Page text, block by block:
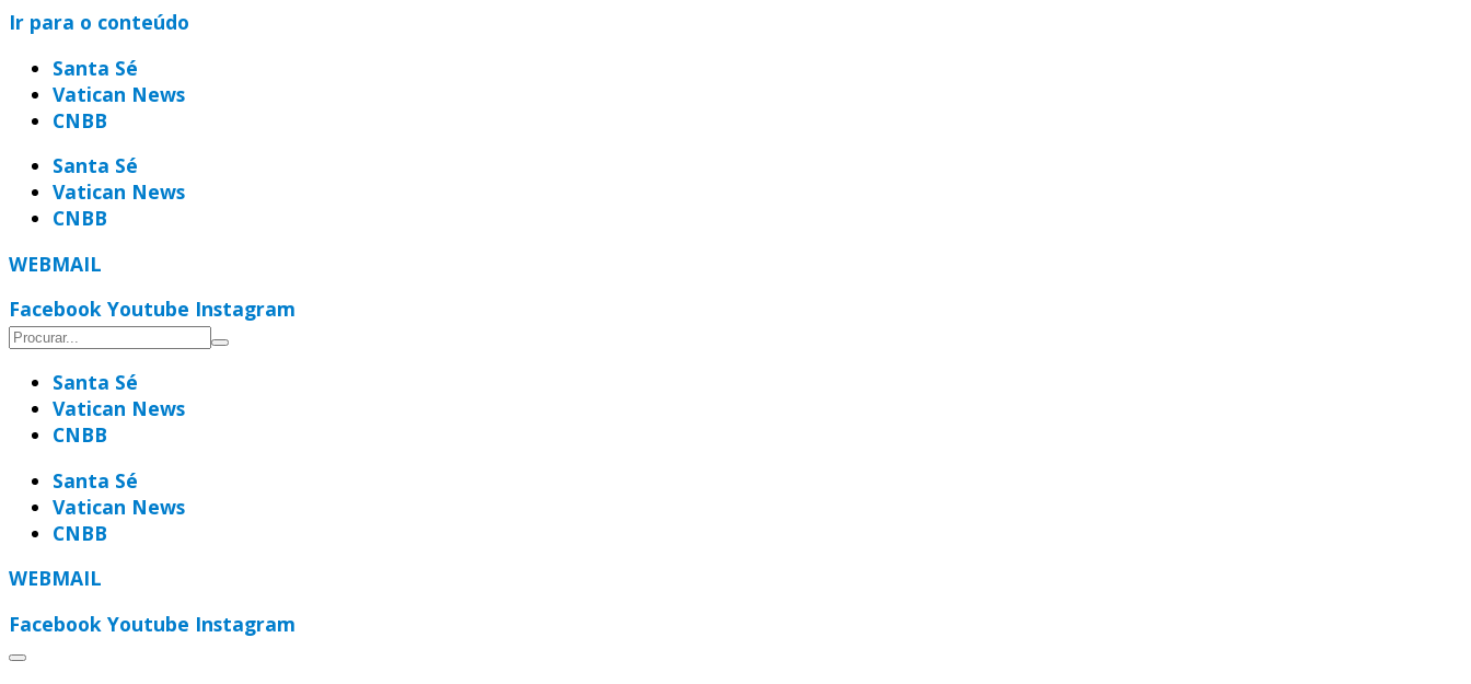
Ir para o conteúdo
Santa Sé
Vatican News
CNBB
Santa Sé
Vatican News
CNBB
WEBMAIL
Facebook Youtube Instagram
Santa Sé
Vatican News
CNBB
Santa Sé
Vatican News
CNBB
WEBMAIL
Facebook Youtube Instagram